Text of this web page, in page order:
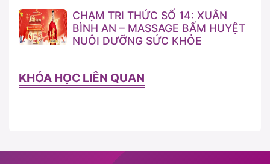
CHẠM TRI THỨC SỐ 14: XUÂN
BÌNH AN – MASSAGE BẤM HUYỆT
NUÔI DƯỠNG SỨC KHỎE
KHÓA HỌC LIÊN QUAN